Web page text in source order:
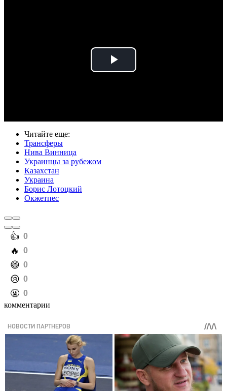
Play
Читайте еще:
Трансферы
Нива Винница
Украинцы за рубежом
Казахстан
Украина
Борис Лотоцкий
Окжетпес
️👍 0
️🔥 0
️😄 0
️😢 0
️🤬 0
комментарии